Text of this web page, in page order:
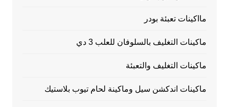
مااكينات تعبئة بودر
ماكينات التغليف بالسلوفان للعلب 3 دي
ماكينات التغليف والتعبئة
ماكينات اندكشن سيل وماكينة لحام تيوب بلاستيك